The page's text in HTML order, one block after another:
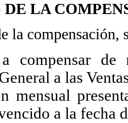
DE LA
la compensación,
compensar de
a las
mensual
a la fecha